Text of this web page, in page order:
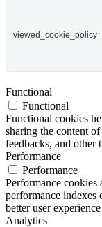
viewed_cookie_policy
Functional
Functional
Functional cookies
sharing the content
feedbacks, and other
Performance
Performance
Performance cookies
performance
better user
Analytics